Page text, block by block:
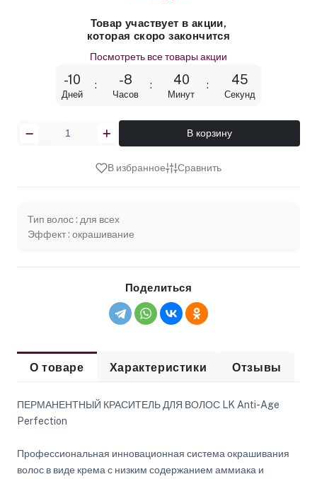
Товар участвует в акции,
которая скоро закончится
Посмотреть все товары акции
-10
Дней
-8
Часов
40
Минут
45
Секунд
В корзину
В избранное Сравнить
Тип волос : для всех
Эффект : окрашивание
Поделиться
О товаре Характеристики Отзывы
ПЕРМАНЕНТНЫЙ КРАСИТЕЛЬ ДЛЯ ВОЛОС LK Anti-Age
Perfection
Профессиональная инновационная система окрашивания
волос в виде крема с низким содержанием аммиака и